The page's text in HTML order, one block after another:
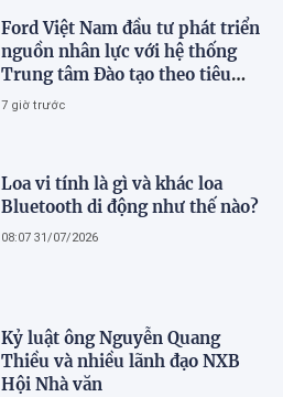
Ford Việt Nam đầu tư phát triển
nguồn nhân lực với hệ thống
Trung tâm Đào tạo theo tiêu
chuẩn toàn cầu
7 giờ trước
Loa vi tính là gì và khác loa
Bluetooth di động như thế nào?
08:07 31/07/2026
Kỷ luật ông Nguyễn Quang
Thiều và nhiều lãnh đạo NXB
Hội Nhà văn